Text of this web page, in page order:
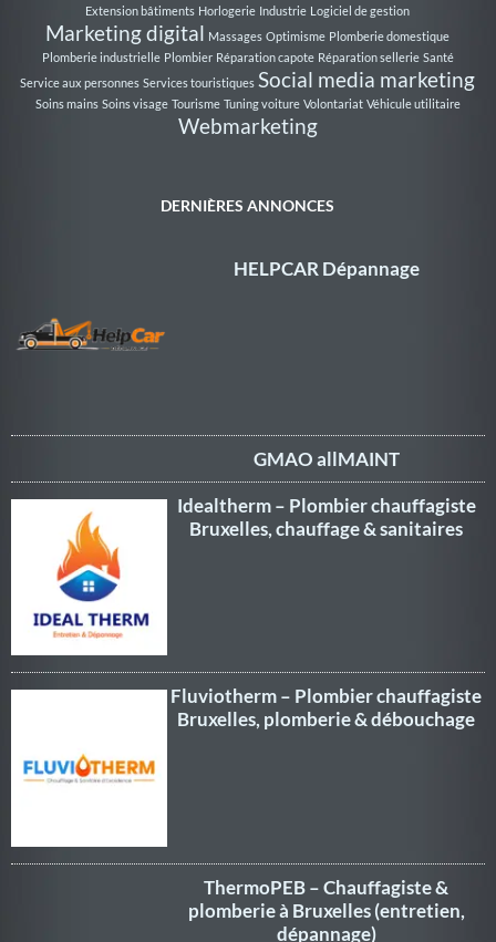
Extension bâtiments Horlogerie Industrie Logiciel de gestion
Marketing digital Massages Optimisme Plomberie domestique
Plomberie industrielle Plombier Réparation capote Réparation sellerie Santé
Service aux personnes Services touristiques Social media marketing
Soins mains Soins visage Tourisme Tuning voiture Volontariat Véhicule utilitaire
Webmarketing
DERNIÈRES ANNONCES
HELPCAR Dépannage
GMAO allMAINT
Idealtherm – Plombier chauffagiste
Bruxelles, chauffage & sanitaires
Fluviotherm – Plombier chauffagiste
Bruxelles, plomberie & débouchage
ThermoPEB – Chauffagiste &
plomberie à Bruxelles (entretien,
dépannage)